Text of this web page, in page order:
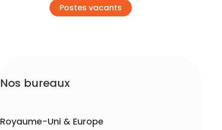
Postes vacants
Nos bureaux
Royaume-Uni & Europe